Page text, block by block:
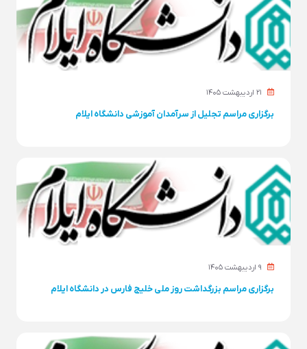
۲۱ ارديبهشت ۱۴۰۵
برگزاری مراسم تجلیل از سرآمدان آموزشی دانشگاه ایلام
۹ ارديبهشت ۱۴۰۵
برگزاری مراسم بزرگداشت روز ملی خلیج فارس در دانشگاه ایلام